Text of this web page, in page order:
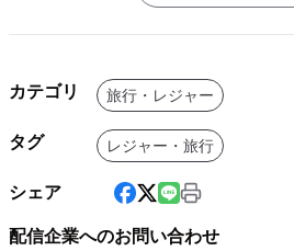
カテゴリ 旅行・レジャー
タグ レジャー・旅行
シェア
配信企業へのお問い合わせ